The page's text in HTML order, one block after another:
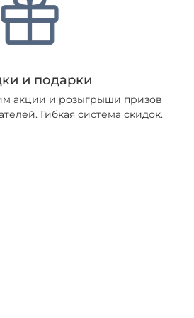
и подарки
акции и розыгрыши призов
Гибкая система скидок.